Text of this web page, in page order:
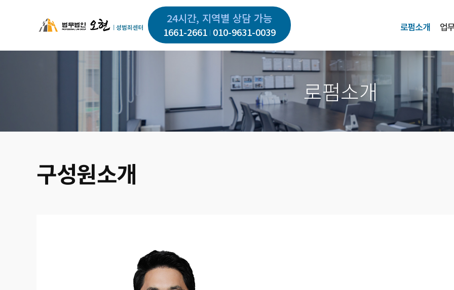
츠
24시간, 지역별 상담 가능
1661-2661 010-9631-0039 로펌소개 업
로펌소개
구성원소개